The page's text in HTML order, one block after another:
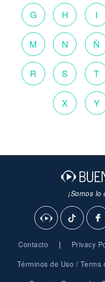
G H I
M N Ñ
R S T
X Y
¡Somos
Contacto | Privacy
Términos de Uso / Terms